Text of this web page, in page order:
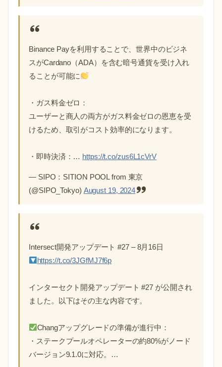
Binance Payを利用することで、世界中のビジネ
スがCardano（ADA）を含む暗号通貨を受け入れ
ることが可能に
・ガス料金ゼロ：
ユーザーと商人の両方がガス料金ゼロの恩恵を受
けるため、取引がコスト効率的になります。
・即時決済：… https://t.co/zus6L1cVrV
— SIPO：SITION POOL from 東京
(@SIPO_Tokyo) August 19, 2024
Intersect開発アップデート #27 – 8月16日
https://t.co/3JGfMJ7f6p
インターセクト開発アップデート #27 が公開され
ました。以下はその主な内容です。
Changアップグレードの準備が進行中：
・ステークプールオペレーターの約80%がノード
バージョン9.1.0に対応。…